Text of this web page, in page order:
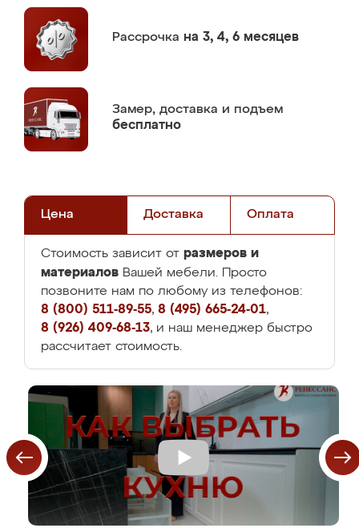
Рассрочка на 3, 4, 6 месяцев
Замер, доставка и подъем
бесплатно
Цена Доставка Оплата
Стоимость зависит от размеров и
материалов Вашей мебели. Просто
позвоните нам по любому из телефонов:
8 (800) 511-89-55, 8 (495) 665-24-01,
8 (926) 409-68-13, и наш менеджер быстро
рассчитает стоимость.